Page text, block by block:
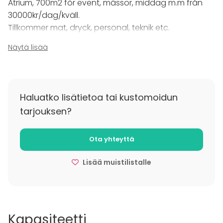
dryck, personal m.m. Egen mat och dryck får därför
intetas med!
Atrium, 700m2 för event, mässor, middag m.m från
30000kr/dag/kväll.
Tillkommer mat, dryck, personal, teknik etc.
Lisätietoa peruutuksesta
Näytä lisää
Haluatko lisätietoa tai kustomoidun
tarjouksen?
Ota yhteyttä
Lisää muistilistalle